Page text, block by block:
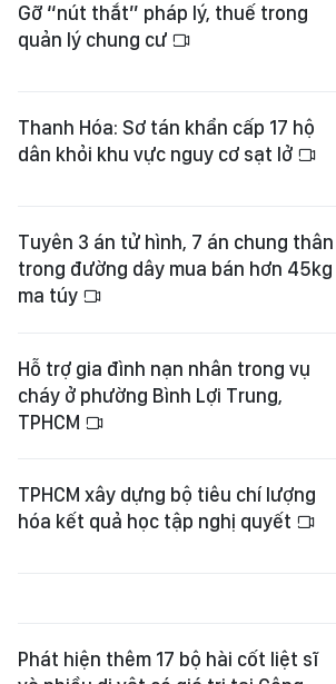
Gỡ “nút thắt” pháp lý, thuế trong
quản lý chung cư
Thanh Hóa: Sơ tán khẩn cấp 17 hộ
dân khỏi khu vực nguy cơ sạt lở
Tuyên 3 án tử hình, 7 án chung thân
trong đường dây mua bán hơn 45kg
ma túy
Hỗ trợ gia đình nạn nhân trong vụ
cháy ở phường Bình Lợi Trung,
TPHCM
TPHCM xây dựng bộ tiêu chí lượng
hóa kết quả học tập nghị quyết
Phát hiện thêm 17 bộ hài cốt liệt sĩ